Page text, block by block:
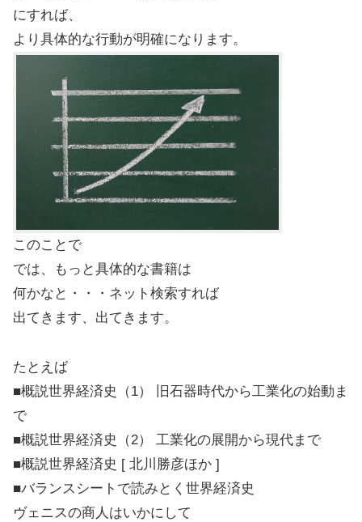
にすれば、
より具体的な行動が明確になります。
このことで
では、もっと具体的な書籍は
何かなと・・・ネット検索すれば
出てきます、出てきます。
たとえば
■概説世界経済史（1） 旧石器時代から工業化の始動ま
で
■概説世界経済史（2） 工業化の展開から現代まで
■概説世界経済史 [ 北川勝彦ほか ]
■バランスシートで読みとく世界経済史
ヴェニスの商人はいかにして